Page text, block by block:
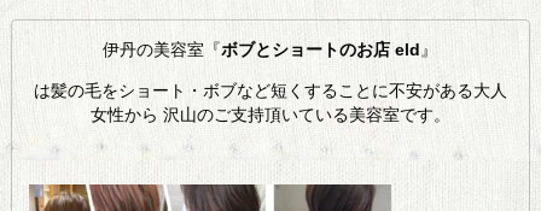
伊丹の美容室『ボブとショートのお店 eld 』
は髪の毛をショート・ボブなど短くすることに不安がある大人
女性から 沢山のご支持頂いている美容室です。